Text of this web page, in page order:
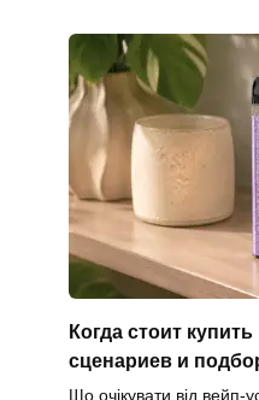
Когда стоит
сценариев и
Що очікувати від вейп-